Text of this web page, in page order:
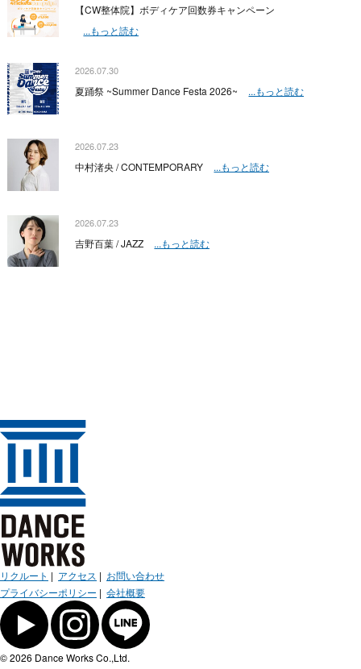
【CW整体院】ボディケア回数券キャンペーン
...もっと読む
2026.07.30
夏踊祭 ~Summer Dance Festa 2026~ ...もっと読む
2026.07.23
中村渚央 / CONTEMPORARY ...もっと読む
2026.07.23
吉野百葉 / JAZZ ...もっと読む
リクルート | アクセス | お問い合わせ
プライバシーポリシー | 会社概要
© 2026 Dance Works Co.,Ltd.